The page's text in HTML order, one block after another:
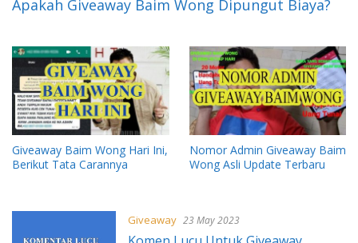
Apakah Giveaway Baim Wong Dipungut Biaya?
Giveaway Baim Wong Hari Ini,
Berikut Tata Carannya
Nomor Admin Giveaway Baim
Wong Asli Update Terbaru
Giveaway 23 May 2023